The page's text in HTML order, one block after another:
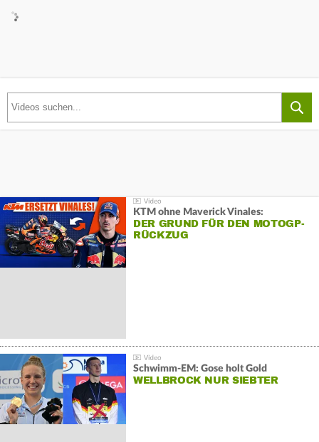
KTM ohne Maverick Vinales:
DER GRUND FÜR DEN MOTOGP-
RÜCKZUG
Schwimm-EM: Gose holt Gold
WELLBROCK NUR SIEBTER